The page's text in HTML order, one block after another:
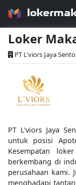
Loker
PT L'viors Jaya
PT L'viors Jaya
untuk posisi
Kesempatan
berkembang di
perusahaan kami.
menghadapi